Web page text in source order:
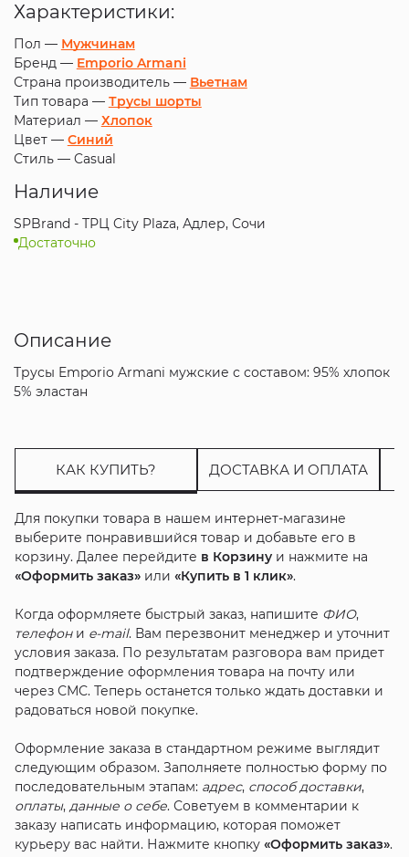
Характеристики:
Пол — Мужчинам
Бренд — Emporio Armani
Страна производитель — Вьетнам
Тип товара — Трусы шорты
Материал — Хлопок
Цвет — Синий
Стиль — Casual
Наличие
SPBrand - ТРЦ City Plaza, Адлер, Сочи
Достаточно
Описание
Трусы Emporio Armani мужские с составом: 95% хлопок
5% эластан
КАК КУПИТЬ? ДОСТАВКА И ОПЛАТА
Для покупки товара в нашем интернет-магазине
выберите понравившийся товар и добавьте его в
корзину. Далее перейдите в Корзинуи нажмите на
«Оформить заказ»или «Купить в 1 клик».
Когда оформляете быстрый заказ, напишите ФИО,
телефони e-mail. Вам перезвонит менеджер и уточнит
условия заказа. По результатам разговора вам придет
подтверждение оформления товара на почту или
через СМС. Теперь останется только ждать доставки и
радоваться новой покупке.
Оформление заказа в стандартном режиме выглядит
следующим образом. Заполняете полностью форму по
последовательным этапам: адрес, способ доставки,
оплаты, данные о себе. Советуем в комментарии к
заказу написать информацию, которая поможет
курьеру вас найти. Нажмите кнопку «Оформить заказ».